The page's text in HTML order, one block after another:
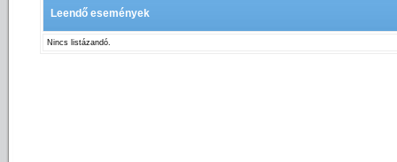
Leendő események
Nincs listázandó.